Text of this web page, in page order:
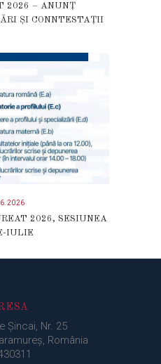
2026 – ANUNȚ
ȘI CONNTESTAȚII
2026, SESIUNEA
IULIE
Şincai, Nr. 25
România